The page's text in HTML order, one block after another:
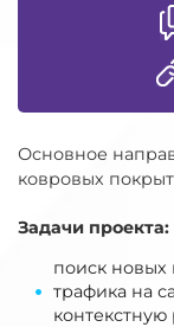
Основное
ковровых
Задачи проекта:
поиск новых
трафика на
контекстную